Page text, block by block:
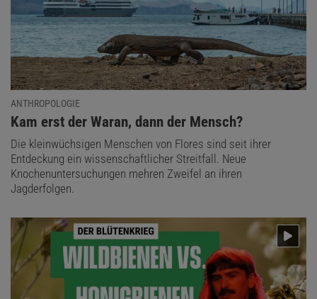
ANTHROPOLOGIE
:
Kam erst der Waran, dann der Mensch?
Die kleinwüchsigen Menschen von Flores sind seit ihrer
Entdeckung ein wissenschaftlicher Streitfall. Neue
Knochenuntersuchungen mehren Zweifel an ihren
Jagderfolgen.